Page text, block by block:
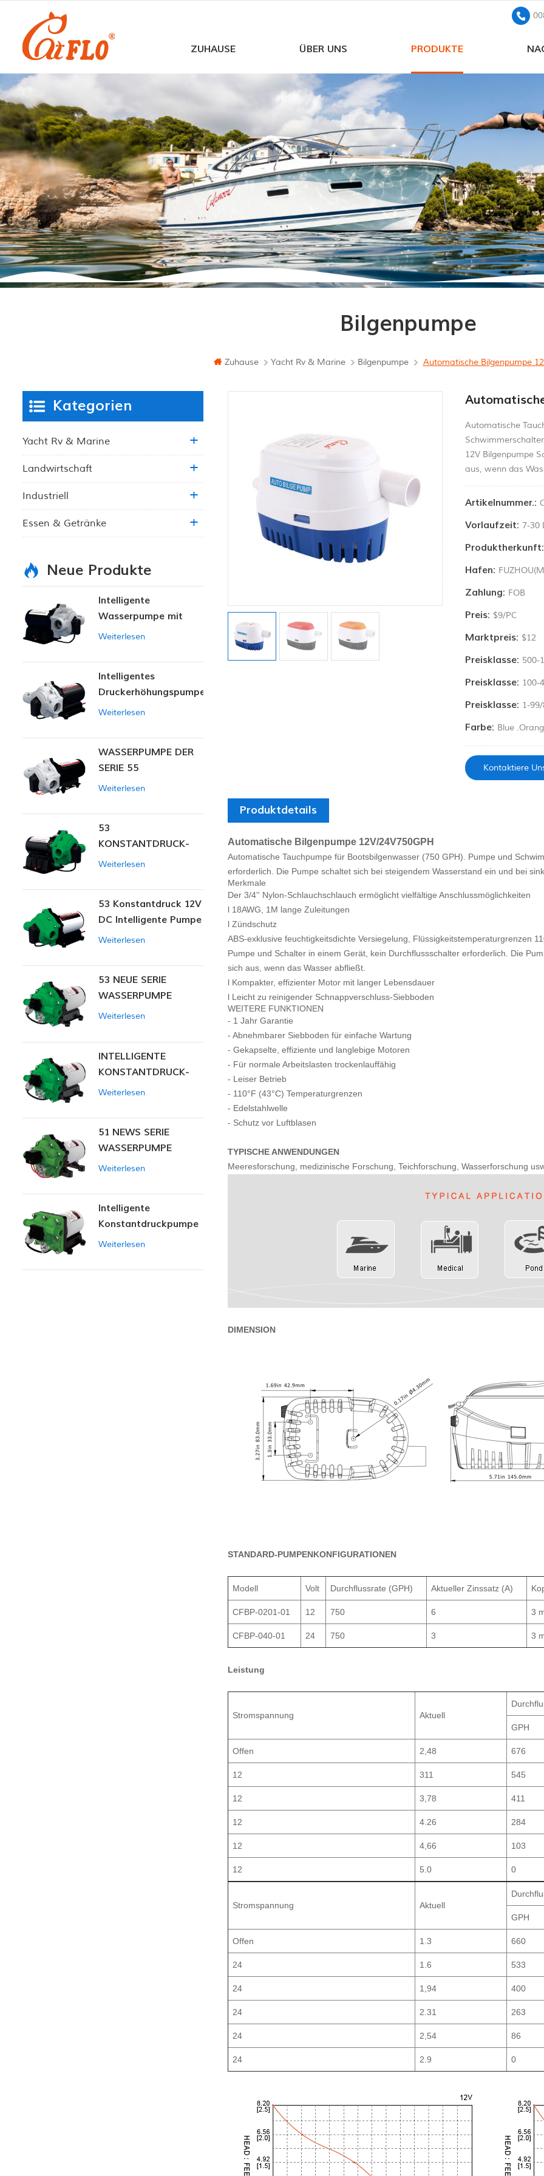
ZUHAUSE ÜBER UNS PRODUKTE
Bilgenpumpe
Zuhause Yacht Rv & Marine Bilgenpumpe Automatische Bilgenpumpe
Automatische
12V Bilgenpumpe
aus, wenn das
Artikelnummer.:
Vorlaufzeit: 7-30
Produktherkunft:
Hafen:
Zahlung: FOB
Preis: $9/PC
Marktpreis: $12
Preisklasse: 500-
Preisklasse: 100-
Preisklasse: 1-
Farbe: Blue
Kontaktiere
Produktdetails
Automatische Bilgenpumpe 12V/24V750GPH
Automatische Tauchpumpe für Bootsbilgenwasser (750 GPH). Pumpe und
erforderlich. Die Pumpe schaltet sich bei steigendem Wasserstand ein und bei
Merkmale
Der 3/4'' Nylon-Schlauchschlauch ermöglicht vielfältige Anschlussmöglichkeiten
l 18AWG, 1M lange Zuleitungen
l Zündschutz
ABS-exklusive feuchtigkeitsdichte Versiegelung, Flüssigkeitstemperaturgrenzen
Pumpe und Schalter in einem Gerät, kein Durchflussschalter erforderlich. Die
sich aus, wenn das Wasser abfließt.
l Kompakter, effizienter Motor mit langer Lebensdauer
l Leicht zu reinigender Schnappverschluss-Siebboden
WEITERE FUNKTIONEN
- 1 Jahr Garantie
- Abnehmbarer Siebboden für einfache Wartung
- Gekapselte, effiziente und langlebige Motoren
- Für normale Arbeitslasten trockenlauffähig
- Leiser Betrieb
- 110°F (43°C) Temperaturgrenzen
- Edelstahlwelle
- Schutz vor Luftblasen
TYPISCHE ANWENDUNGEN
Meeresforschung, medizinische Forschung, Teichforschung, Wasserforschung
DIMENSION
STANDARD-PUMPENKONFIGURATIONEN
Modell Volt Durchflussrate (GPH) Aktueller Zinssatz (A)
CFBP-0201-01 12 750 6 3
CFBP-040-01 24 750 3 3
Leistung
Stromspannung Aktuell
GPH
Offen 2,48 676
12 311 545
12 3,78 411
12 4.26 284
12 4,66 103
12 5.0 0
Stromspannung Aktuell
GPH
Offen 1.3 660
24 1.6 533
24 1,94 400
24 2.31 263
24 2,54 86
24 2.9 0
Kategorien
Yacht Rv & Marine
Landwirtschaft
Industriell
Essen & Getränke
Neue Produkte
Intelligente
Wasserpumpe mit
variablem Druck
Weiterlesen
Intelligentes
Druckerhöhungspumpen-
Set
Weiterlesen
WASSERPUMPE DER
SERIE 55
Weiterlesen
53
KONSTANTDRUCK-
INTELLIGENTE PUMPE
Weiterlesen
53 Konstantdruck 12V
DC Intelligente Pumpe
Weiterlesen
53 NEUE SERIE
WASSERPUMPE
Weiterlesen
INTELLIGENTE
KONSTANTDRUCK-
MEMBRANPUMPE
Weiterlesen
51 NEWS SERIE
WASSERPUMPE
Weiterlesen
Intelligente
Konstantdruckpumpe
der Serie ZN-42
Weiterlesen